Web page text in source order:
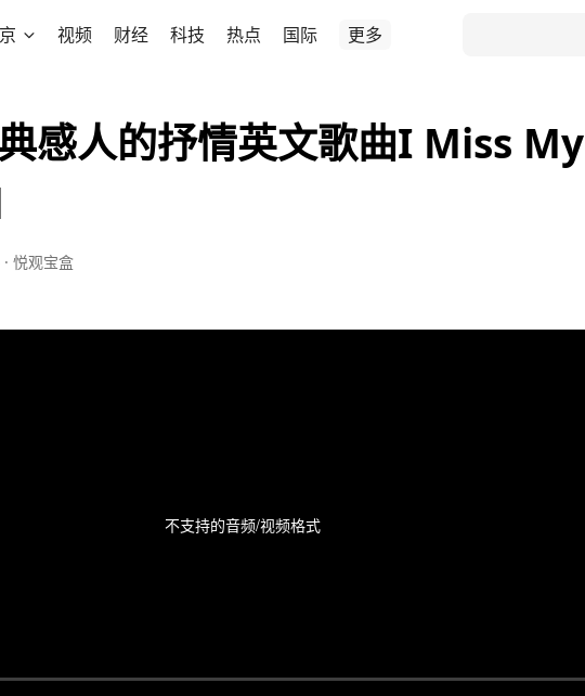
视频 财经 科技 热点 国际 更多
感人的抒情英文歌曲I Miss My
· 悦观宝盒
不支持的音频/视频格式